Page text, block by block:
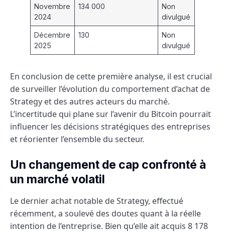
Novembre
2024
134 000
Non
divulgué
Décembre
2025
130
Non
divulgué
En conclusion de cette première analyse, il est crucial
de surveiller l’évolution du comportement d’achat de
Strategy et des autres acteurs du marché.
L’incertitude qui plane sur l’avenir du Bitcoin pourrait
influencer les décisions stratégiques des entreprises
et réorienter l’ensemble du secteur.
Un changement de cap confronté à
un marché volatil
Le dernier achat notable de Strategy, effectué
récemment, a soulevé des doutes quant à la réelle
intention de l’entreprise. Bien qu’elle ait acquis 8 178